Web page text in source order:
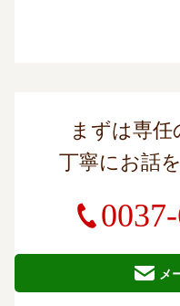
まずは専
丁寧にお話
メ